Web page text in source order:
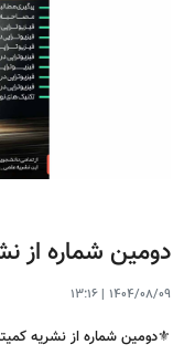
دومین شماره از
1404/08/09
|
13:16
⚜دومین شماره از نشریه